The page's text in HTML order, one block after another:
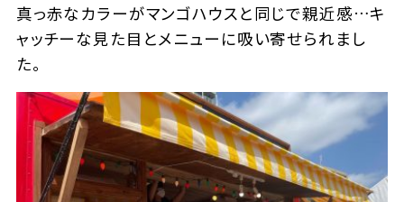
真っ赤なカラーがマンゴハウスと同じで親近感…キ
ャッチーな見た目とメニューに吸い寄せられまし
た。